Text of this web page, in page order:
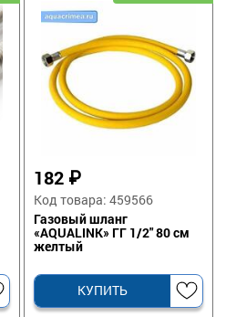
182 ₽
Код товара: 459566
Газовый шланг
«AQUALINK» ГГ 1/2" 80 см
желтый
КУПИТЬ